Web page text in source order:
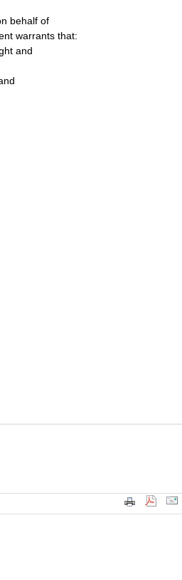
behalf of
warrants that:
and